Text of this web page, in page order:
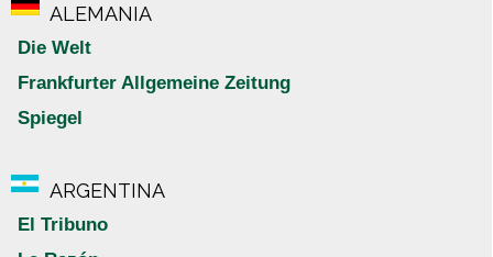
ALEMANIA
Die Welt
Frankfurter Allgemeine Zeitung
Spiegel
ARGENTINA
El Tribuno